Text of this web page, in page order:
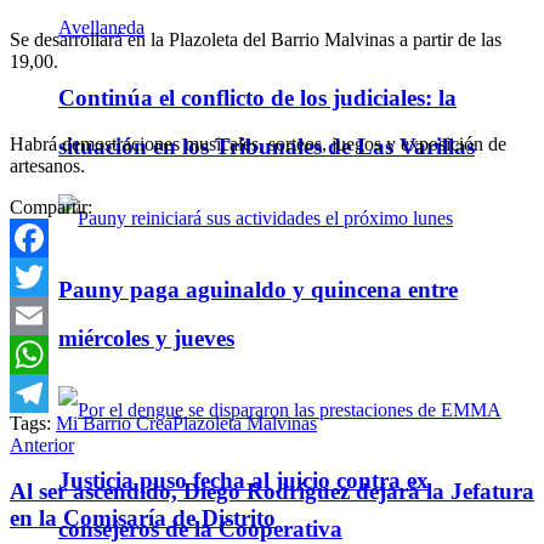
Continúa el conflicto de los judiciales: la
situación en los Tribunales de Las Varillas
Pauny paga aguinaldo y quincena entre
miércoles y jueves
Justicia puso fecha al juicio contra ex
consejeros de la Cooperativa
Se desarrollará en la Plazoleta del Barrio Malvinas a partir de las
19,00.
Habrá demostraciones musicales, sorteos, juegos y exposición de
artesanos.
Compartir:
Facebook
Twitter
Email
WhatsApp
Telegram
Tags: Mi Barrio CreaPlazoleta Malvinas
Anterior
Al ser ascendido, Diego Rodríguez dejará la Jefatura
en la Comisaría de Distrito